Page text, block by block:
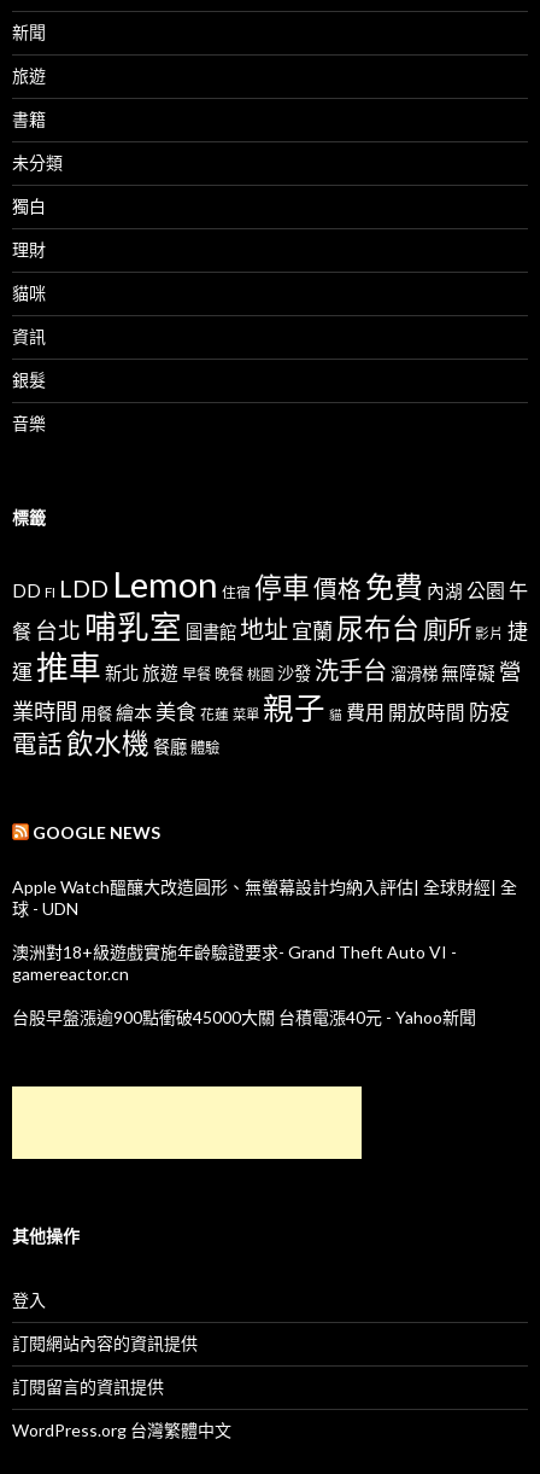
新聞
旅遊
書籍
未分類
獨白
理財
貓咪
資訊
銀髮
音樂
標籤
DD FI LDD Lemon 住宿 停車價格 免費 內湖 公園 午
餐 台北 哺乳室 圖書館地址宜蘭尿布台 廁所 影片 捷
運 推車 新北旅遊 早餐 晚餐 桃園 沙發 洗手台 溜滑梯無障礙 營
業時間 用餐繪本 美食 花蓮 菜單 親子 貓 費用 開放時間 防疫
電話飲水機 餐廳 體驗
GOOGLE NEWS
Apple Watch醞釀大改造圓形、無螢幕設計均納入評估| 全球財經| 全
球 - UDN
澳洲對18+級遊戲實施年齡驗證要求- Grand Theft Auto VI -
gamereactor.cn
台股早盤漲逾900點衝破45000大關 台積電漲40元 - Yahoo新聞
其他操作
登入
訂閱網站內容的資訊提供
訂閱留言的資訊提供
WordPress.org 台灣繁體中文